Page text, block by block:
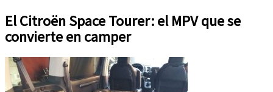
El Citroën Space Tourer: el MPV que se
convierte en camper